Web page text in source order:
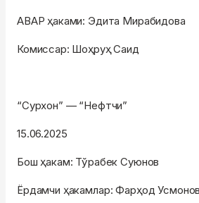
АВАР ҳаками: Эдита Мирабидова
Комиссар: Шоҳруҳ Саид
“Сурхон” — “Нефтчи”
15.06.2025
Бош ҳакам: Тўрабек Суюнов
Ёрдамчи ҳакамлар: Фарҳод